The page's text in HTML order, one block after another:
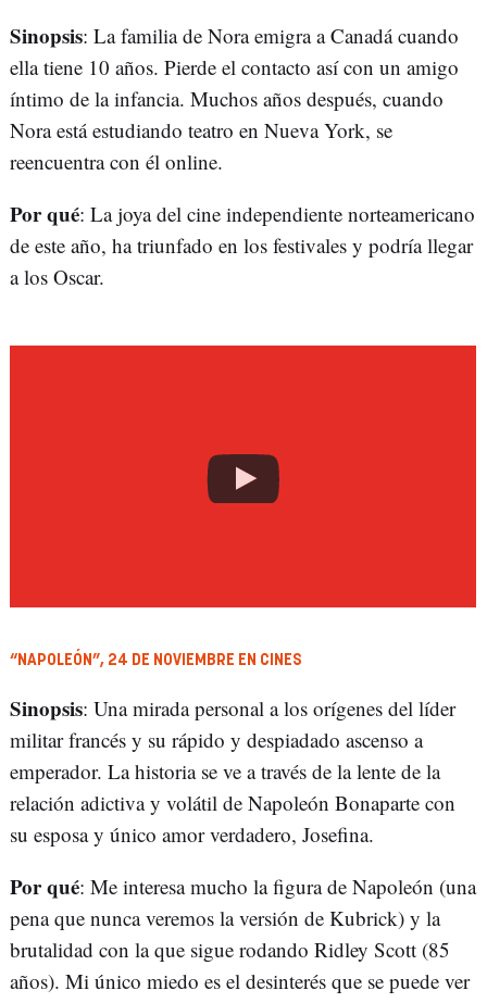
Sinopsis: La familia de Nora emigra a Canadá cuando
ella tiene 10 años. Pierde el contacto así con un amigo
íntimo de la infancia. Muchos años después, cuando
Nora está estudiando teatro en Nueva York, se
reencuentra con él online.
Por qué: La joya del cine independiente norteamericano
de este año, ha triunfado en los festivales y podría llegar
a los Oscar.
“NAPOLEÓN”, 24 DE NOVIEMBRE EN CINES
Sinopsis: Una mirada personal a los orígenes del líder
militar francés y su rápido y despiadado ascenso a
emperador. La historia se ve a través de la lente de la
relación adictiva y volátil de Napoleón Bonaparte con
su esposa y único amor verdadero, Josefina.
Por qué: Me interesa mucho la figura de Napoleón (una
pena que nunca veremos la versión de Kubrick) y la
brutalidad con la que sigue rodando Ridley Scott (85
años). Mi único miedo es el desinterés que se puede ver